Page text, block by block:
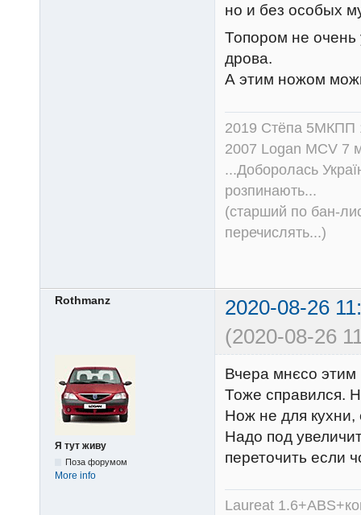
но и без особых
Топором не очень
дрова.
А этим ножом
2019 Стёпа
2007 Logan MCV 7
...Доборолась
розпинають...
(старший по бан-
перечислять...)
Rothmanz
2020-08-26
(2020-08-26
Я тут живу
Поза форумом
More info
Вчера мнєсо
Тоже справился.
Нож не для кухни,
Надо под
переточить если
Laureat